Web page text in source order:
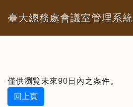
臺大總務處會議室管理系統
僅供瀏覽未來90日內之案件。
回上頁